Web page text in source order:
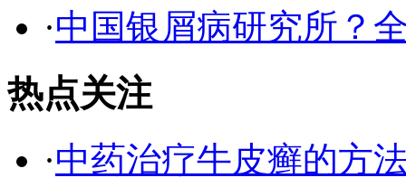
·中国银屑病研究所？
热点关注
·中药治疗牛皮癣的方